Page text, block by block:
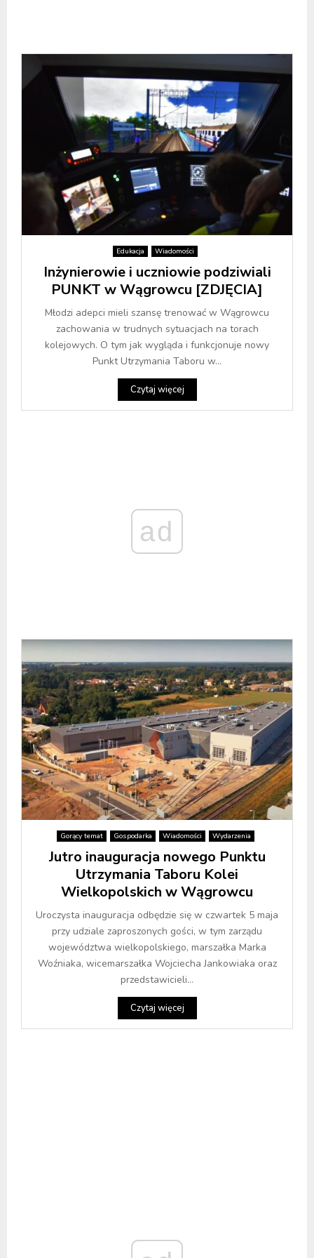
Edukacja Wiadomości
Inżynierowie i uczniowie podziwiali
PUNKT w Wągrowcu [ZDJĘCIA]
Młodzi adepci mieli szansę trenować w Wągrowcu
zachowania w trudnych sytuacjach na torach
kolejowych. O tym jak wygląda i funkcjonuje nowy
Punkt Utrzymania Taboru w...
Czytaj więcej
ad
Gorący temat Gospodarka Wiadomości Wydarzenia
Jutro inauguracja nowego Punktu
Utrzymania Taboru Kolei
Wielkopolskich w Wągrowcu
Uroczysta inauguracja odbędzie się w czwartek 5 maja
przy udziale zaproszonych gości, w tym zarządu
województwa wielkopolskiego, marszałka Marka
Woźniaka, wicemarszałka Wojciecha Jankowiaka oraz
przedstawicieli...
Czytaj więcej